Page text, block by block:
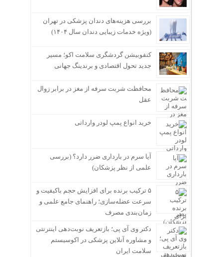
بررسی هزینه‌های دندان پزشکی در تهران
(ویژه خدمات زیبایی دندان سال ۱۴۰۴)
کنفوبیشن گردشگری سلامت اکو؛ مسیر
جدید تحول اقتصادی و برندینگ جهانی
محافظت شربت سرفه از مغز در برابر زوال
عقل
خرید انواع پمپ لودر وارداتی
آیا سرم در بارداری ضرر دارد؟ (بررسی
علمی از نظر پزشکان)
۵ ترکیب برنده برای افزایش حجم باکیفیت و
سرعت عضله‌سازی؛ راهنمای جامع علمی و
زمان‌بندی مصرف
دکتر وی آی پی؛ بازتعریف نوبت‌دهی اینترنتی
و مشاوره آنلاین پزشکی در اکوسیستم
سلامت ایران